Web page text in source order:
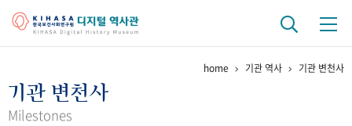
걸어온 길 기관 변천사
home 기관 역사 기관 변천사
기관 변천사
Milestones